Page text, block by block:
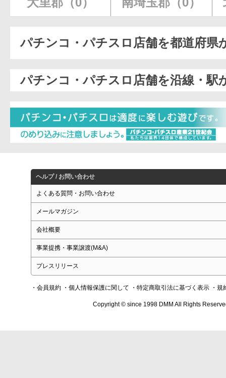
パチンコ・パチスロ店舗を都道府県
パチンコ・パチスロ店舗を沿線・駅
ヘルプ / お問い合わせ
よくある質問・お問い合わせ
メールマガジン
会社概要
事業提携・事業譲渡(M&A)
プレスリリース
・会員規約 ・個人情報保護に関して ・特定商取引法に基づく表示 ・規
Copyright © since 1998 DMM All Rights